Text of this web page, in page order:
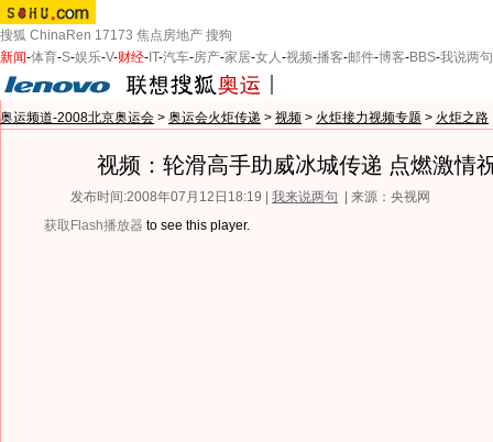
搜狐 ChinaRen 17173 焦点房地产 搜狗
新闻-体育-S-娱乐-V-财经- IT-汽车-房产-家居-女人-视频-播客-邮件-博客-BBS-我说两句
奥运频道-2008北京奥运会 > 奥运会火炬传递 > 视频 > 火炬接力视频专题 > 火炬之路
视频：轮滑高手助威冰城传递 点燃激情
发布时间:2008年07月12日18:19 | 我来说两句
| 来源：央视网
获取Flash播放器 to see this player.